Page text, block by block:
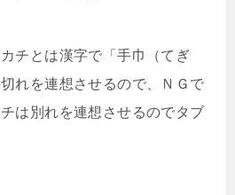
カチとは漢字で「手巾（てぎ
れを連想させるので、ＮＧで
は別れを連想させるのでタブ